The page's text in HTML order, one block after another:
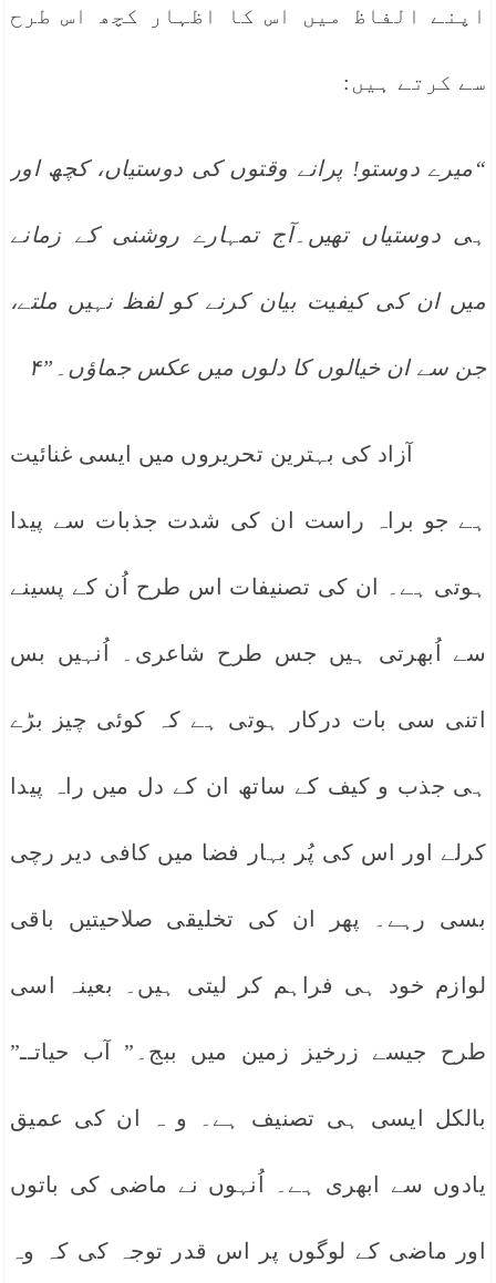
اپنے الفاظ میں اس کا اظہار کچھ اس طرح
سے کرتے ہیں:
“میرے دوستو! پرانے وقتوں کی دوستیاں، کچھ اور
ہی دوستیاں تھیں۔آج تمہارے روشنی کے زمانے
میں ان کی کیفیت بیان کرنے کو لفظ نہیں ملتے،
جن سے ان خیالوں کا دلوں میں عکس جماؤں۔”۴
آزاد کی بہترین تحریروں میں ایسی غنائیت
ہے جو براہ راست ان کی شدت جذبات سے پیدا
ہوتی ہے۔ ان کی تصنیفات اس طرح اُن کے پسینے
سے اُبھرتی ہیں جس طرح شاعری۔ اُنہیں بس
اتنی سی بات درکار ہوتی ہے کہ کوئی چیز بڑے
ہی جذب و کیف کے ساتھ ان کے دل میں راہ پیدا
کرلے اور اس کی پُر بہار فضا میں کافی دیر رچی
بسی رہے۔ پھر ان کی تخلیقی صلاحیتیں باقی
لوازم خود ہی فراہم کر لیتی ہیں۔ بعینہ اسی
طرح جیسے زرخیز زمین میں ببج۔” آب حیاتــ”
بالکل ایسی ہی تصنیف ہے۔ و ہ ان کی عمیق
یادوں سے ابھری ہے۔ اُنہوں نے ماضی کی باتوں
اور ماضی کے لوگوں پر اس قدر توجہ کی کہ وہ